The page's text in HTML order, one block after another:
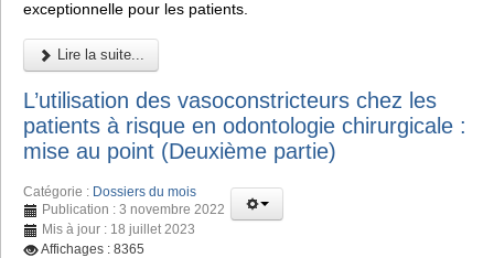
exceptionnelle pour les patients.
Lire la suite...
L’utilisation des vasoconstricteurs chez les
patients à risque en odontologie chirurgicale :
mise au point (Deuxième partie)
Catégorie : Dossiers du mois
Publication : 3 novembre 2022
Mis à jour : 18 juillet 2023
Affichages : 8365